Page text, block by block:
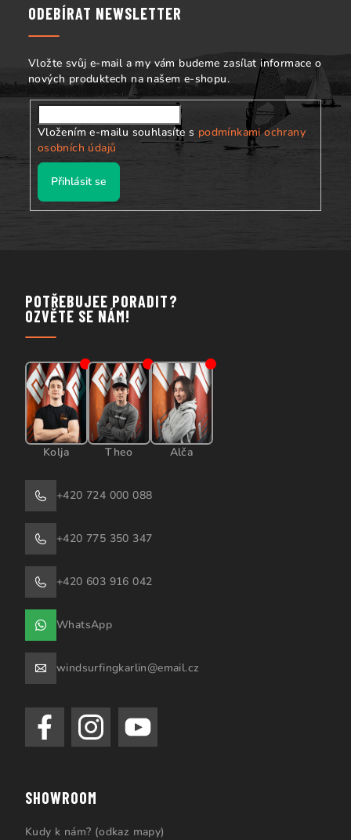
ODEBÍRAT NEWSLETTER
Vložte svůj e-mail a my vám budeme zasílat informace o
nových produktech na našem e-shopu.
Vložením e-mailu souhlasíte s podmínkami ochrany
osobních údajů
Přihlásit se
POTŘEBUJEE PORADIT?
OZVĚTE SE NÁM!
Kolja Theo Alča
+420 724 000 088
+420 775 350 347
+420 603 916 042
WhatsApp
windsurfingkarlin@email.cz
SHOWROOM
Kudy k nám? (odkaz mapy)